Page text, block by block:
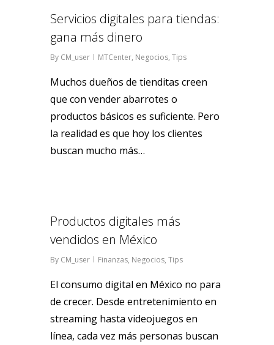
Servicios digitales para tiendas:
gana más dinero
By CM_user MTCenter, Negocios, Tips
Muchos dueños de tienditas creen
que con vender abarrotes o
productos básicos es suficiente. Pero
la realidad es que hoy los clientes
buscan mucho más…
Productos digitales más
vendidos en México
By CM_user Finanzas, Negocios, Tips
El consumo digital en México no para
de crecer. Desde entretenimiento en
streaming hasta videojuegos en
línea, cada vez más personas buscan